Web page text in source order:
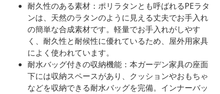
耐久性のある素材：ポリラタンとも呼ばれるPEラタ
ンは、天然のラタンのように見える丈夫でお手入れ
の簡単な合成素材です。軽量でお手入れがしやす
く、耐久性と耐候性に優れているため、屋外用家具
によく使われています。
耐水バッグ付きの収納機能：本ガーデン家具の座面
下には収納スペースがあり、クッションやおもちゃ
などを収納できる耐水バッグを完備。インナーバッ